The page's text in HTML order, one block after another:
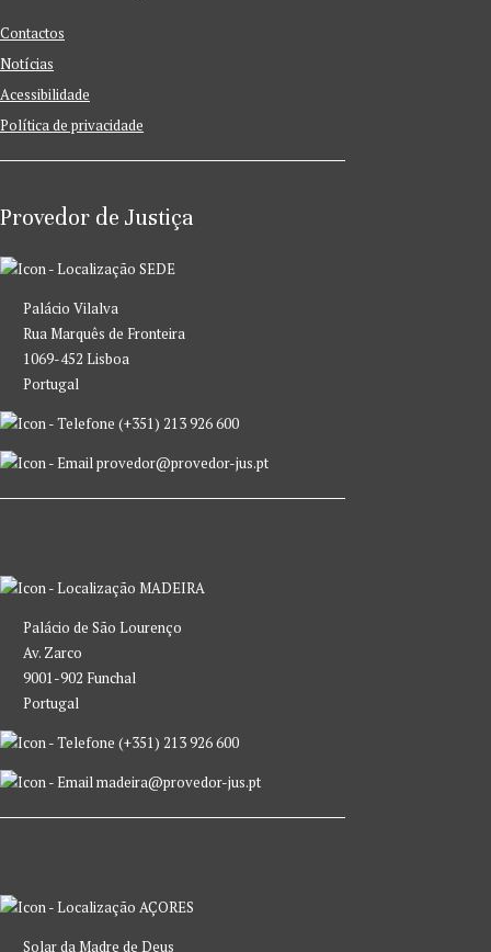
Contactos
Notícias
Acessibilidade
Política de privacidade
Provedor de Justiça
SEDE
Palácio Vilalva
Rua Marquês de Fronteira
1069-452 Lisboa
Portugal
(+351) 213 926 600
provedor@provedor-jus.pt
MADEIRA
Palácio de São Lourenço
Av. Zarco
9001-902 Funchal
Portugal
(+351) 213 926 600
madeira@provedor-jus.pt
AÇORES
Solar da Madre de Deus